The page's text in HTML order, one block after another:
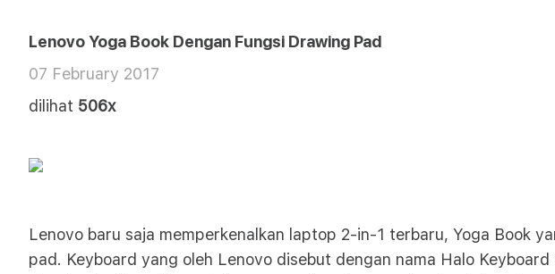
Lenovo Yoga Book Dengan Fungsi Drawing Pad
07 February 2017
dilihat 506x
Lenovo baru saja memperkenalkan laptop 2-in-1 terbaru, Yoga Book
pad. Keyboard yang oleh Lenovo disebut dengan nama Halo